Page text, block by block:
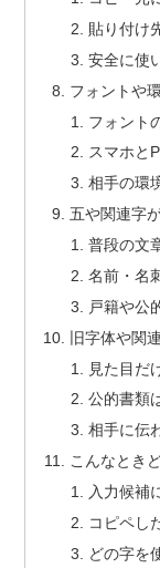
貼り付け
安全に使
フォントや
フォント
スマホと
相手の環
五や関連字
普段の文
名前・名
戸籍や公
旧字体や関
見た目だ
公的書類
相手に伝
こんなとき
入力候補
コピペし
どの字を